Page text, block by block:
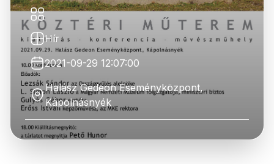
Hír
2021-09-29 12:07:00
Halász Gedeon Eseményközpont,
Kápolnásnyék